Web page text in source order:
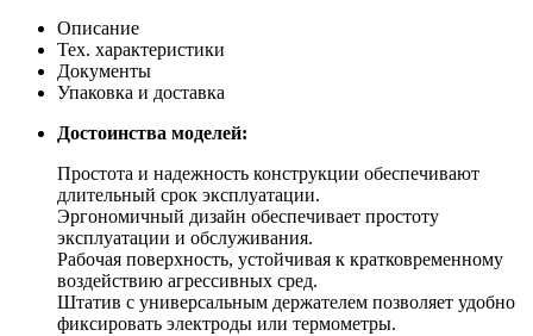
Описание
Тех. характеристики
Документы
Упаковка и доставка
Достоинства моделей:
Простота и надежность конструкции обеспечивают
длительный срок эксплуатации.
Эргономичный дизайн обеспечивает простоту
эксплуатации и обслуживания.
Рабочая поверхность, устойчивая к кратковременному
воздействию агрессивных сред.
Штатив с универсальным держателем позволяет удобно
фиксировать электроды или термометры.